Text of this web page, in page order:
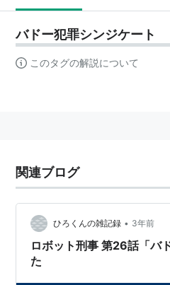
バドー犯罪シンジケート
このタグの解説について
関連ブログ
ひろくんの雑記録 • 3年前
ロボット刑事 第26話「バ
た